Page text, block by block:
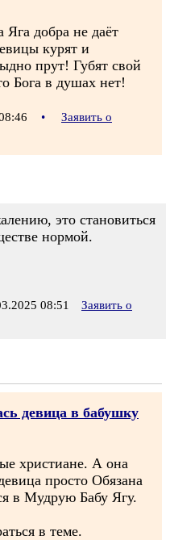
Яга добра не даёт
курят и
прут! Губят свой
Бога в душах нет!
•
Заявить о
это становиться
нормой.
08:51
Заявить о
девица в бабушку
христиане. А она
просто Обязана
в Мудрую Бабу Ягу.
в теме.